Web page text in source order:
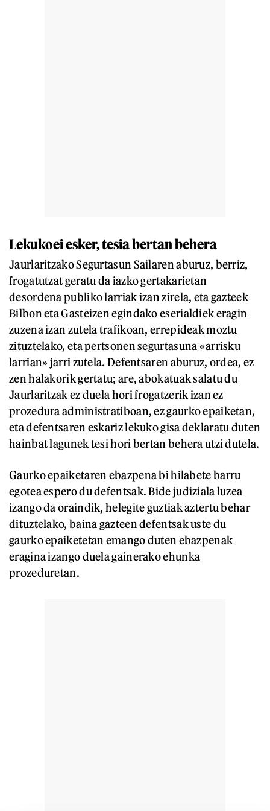
Lekukoei esker, tesia bertan behera
Jaurlaritzako Segurtasun Sailaren aburuz, berriz,
frogatutzat geratu da iazko gertakarietan
desordena publiko larriak izan zirela, eta gazteek
Bilbon eta Gasteizen egindako eserialdiek eragin
zuzena izan zutela trafikoan, errepideak moztu
zituztelako, eta pertsonen segurtasuna «arrisku
larrian» jarri zutela. Defentsaren aburuz, ordea, ez
zen halakorik gertatu; are, abokatuak salatu du
Jaurlaritzak ez duela hori frogatzerik izan ez
prozedura administratiboan, ez gaurko epaiketan,
eta defentsaren eskariz lekuko gisa deklaratu duten
hainbat lagunek tesi hori bertan behera utzi dutela.
Gaurko epaiketaren ebazpena bi hilabete barru
egotea espero du defentsak. Bide judiziala luzea
izango da oraindik, helegite guztiak aztertu behar
dituztelako, baina gazteen defentsak uste du
gaurko epaiketetan emango duten ebazpenak
eragina izango duela gainerako ehunka
prozeduretan.